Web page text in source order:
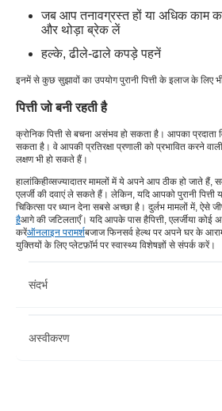
जब आप तनावग्रस्त हों या अधिक काम
और थोड़ा ब्रेक लें
हल्के, ढीले-ढाले कपड़े पहनें
इनमें से कुछ सुझावों का उपयोग पुरानी पित्ती के इलाज के लिए
पित्ती जो बनी रहती है
क्रोनिक पित्ती से बचना असंभव हो सकता है। आपका प्रदाता
सकता है। वे आपकी प्रतिरक्षा प्रणाली को प्रभावित करने
लक्षण भी हो सकते हैं।
हालांकिहीव्सज्यादातर मामलों में ये अपने आप ठीक हो जाते
एलर्जी की दवाएं ले सकते हैं। लेकिन, यदि आपको पुरानी पित्ती
चिकित्सा पर ध्यान देना सबसे अच्छा है। दुर्लभ मामलों में, ऐसे
हैआगे की जटिलताएँ। यदि आपके पास हैपित्ती, एलर्जीया कोई
करेंऑनलाइन परामर्शबजाज फिनसर्व हेल्थ पर अपने घर के
युक्तियों के लिए प्लेटफ़ॉर्म पर स्वास्थ्य विशेषज्ञों से संपर्क करें।
संदर्भ
https://www.ncbi.nlm.nih.gov/pmc/
अस्वीकरण